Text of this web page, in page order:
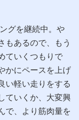
グを継続中。や
もあるので、もう
ていくつもりで
かにペースを上げ
い軽い走りをする
ていくか、大変興
で、より筋肉量を